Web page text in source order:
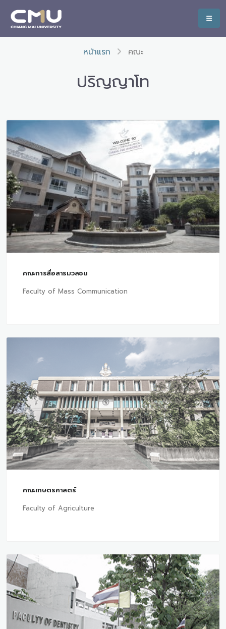
หน้าแรก คณะ
ปริญญาโท
คณะการสื่อสารมวลชน
Faculty of Mass Communication
คณะเกษตรศาสตร์
Faculty of Agriculture